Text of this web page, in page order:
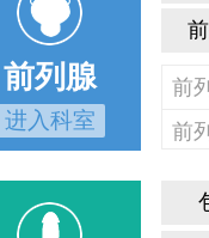
前列腺
进入科室
前
前